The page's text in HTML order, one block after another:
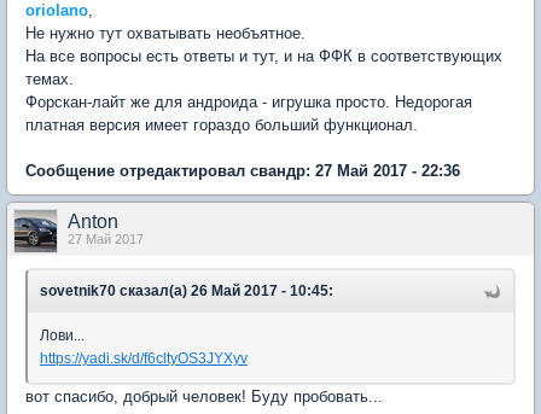
oriolano,
Не нужно тут охватывать необъятное.
На все вопросы есть ответы и тут, и на ФФК в соответствующих
темах.
Форскан-лайт же для андроида - игрушка просто. Недорогая
платная версия имеет гораздо больший функционал.
Сообщение отредактировал свандр: 27 Май 2017 - 22:36
Anton
27 Май 2017
sovetnik70 сказал(а) 26 Май 2017 - 10:45:
Лови...
https://yadi.sk/d/f6cltyOS3JYXyv
вот спасибо, добрый человек! Буду пробовать...